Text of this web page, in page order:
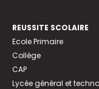
REUSSITE SCOLAIRE
Ecole Primaire
Collège
CAP
Lycée général et